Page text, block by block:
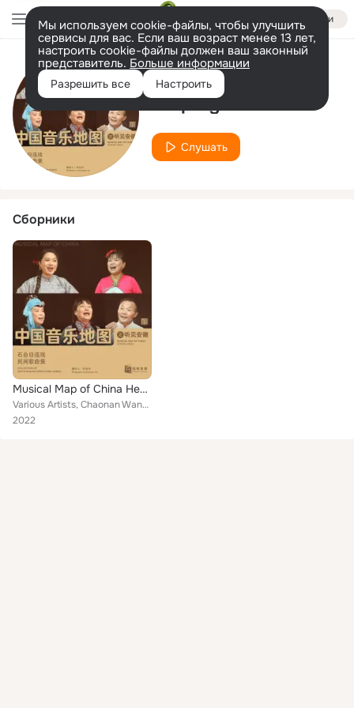
Войти
Мы используем cookie-файлы, чтобы улучшить
сервисы для вас. Если ваш возраст менее 13 лет,
настроить cookie-файлы должен ваш законный
представитель. Больше информации
Разрешить все Настроить
Исполнитель
Guiping Tu
Слушать
Сборники
Musical Map of China Hearing Anhui Collection of Shitai Mulian Opera, Folk Songs
Various Artists, Chaonan Wang, Zhucheng Yang, Lamei Wang, Guiping Tu, Yisheng Wu
2022